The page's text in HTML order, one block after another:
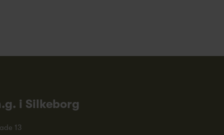
i Silkeborg
13